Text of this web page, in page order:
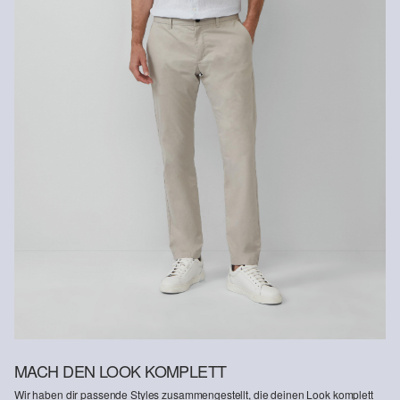
MACH DEN LOOK KOMPLETT
Wir haben dir passende Styles zusammengestellt, die deinen Look komplett